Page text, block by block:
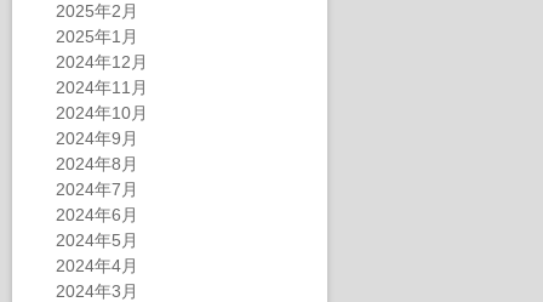
2025年2月
2025年1月
2024年12月
2024年11月
2024年10月
2024年9月
2024年8月
2024年7月
2024年6月
2024年5月
2024年4月
2024年3月